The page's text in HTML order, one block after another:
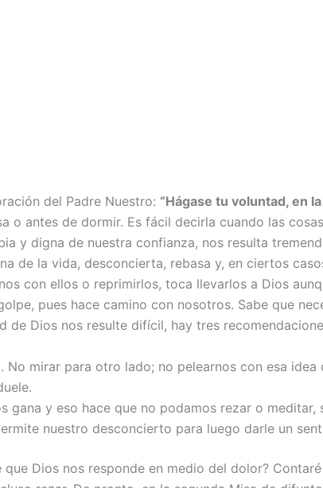
del Padre Nuestro: “Hágase tu voluntad, en
o antes de dormir. Es fácil decirla cuando las
y digna de nuestra confianza, nos resulta
de la vida, desconcierta, rebasa y, en ciertos
con ellos o reprimirlos, toca llevarlos a Dios
pues hace camino con nosotros. Sabe que
de Dios nos resulte difícil, hay tres
mirar para otro lado; no pelearnos con esa
gana y eso hace que no podamos rezar o meditar,
nuestro desconcierto para luego darle un
que Dios nos responde en medio del dolor?